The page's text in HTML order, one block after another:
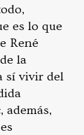
es lo que
René
la
sí vivir del
además,